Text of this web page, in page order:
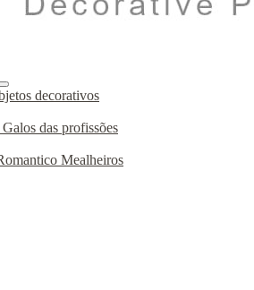
decorativos
Galos das profissões
Mealheiros